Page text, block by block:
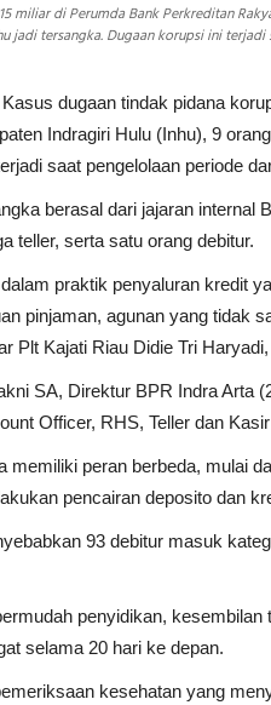
miliar di Perumda Bank Perkreditan
jadi tersangka. Dugaan korupsi ini
Kasus dugaan tindak pidana
Indragiri Hulu (Inhu), 9
saat pengelolaan periode
berasal dari jajaran internal
teller, serta satu orang debitur.
praktik penyaluran kredit
pinjaman, agunan yang tidak
Plt Kajati Riau Didie Tri
SA, Direktur BPR Indra Arta
Officer, RHS, Teller dan
memiliki peran berbeda, mulai
pencairan deposito dan
93 debitur masuk
penyidikan, kesembilan
selama 20 hari ke depan.
kesehatan yang